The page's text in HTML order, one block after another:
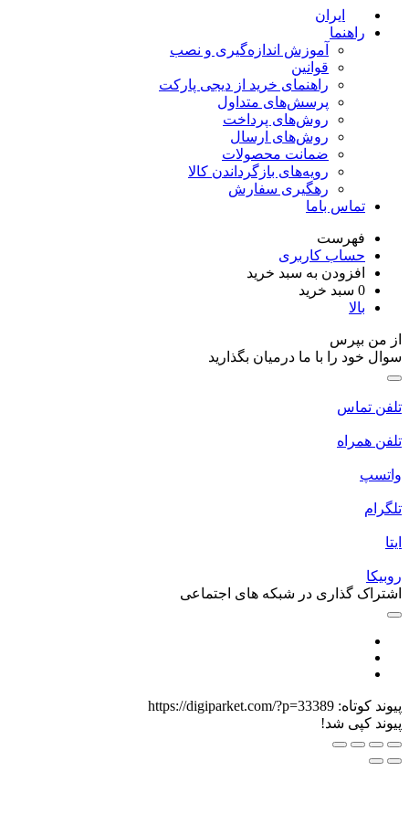
ایران
راهنما
آموزش اندازه‌گیری و نصب
قوانین
راهنمای خرید از دیجی پارکت
پرسش‌های متداول
روش‌های پرداخت
روش‌های ارسال
ضمانت محصولات
رویه‌های بازگرداندن کالا
رهگیری سفارش
تماس باما
فهرست
حساب کاربری
افزودن به سبد خرید
سبد خرید
بالا
من بپرس
خود را با ما درمیان بگذارید
تماس
همراه
گذاری در شبکه های اجتماعی
کوتاه:https://digiparket.com/?p=33389
کپی شد!